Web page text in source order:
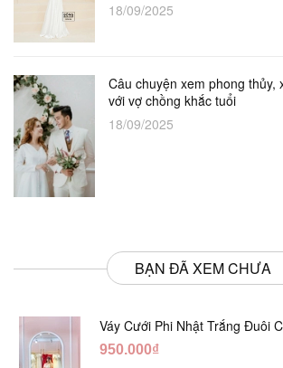
18/09/2025
Câu chuyện xem phong thủy,
với vợ chồng khắc tuổi
18/09/2025
BẠN ĐÃ XEM CHƯA
Váy Cưới Phi Nhật Trắng Đuôi
950.000₫